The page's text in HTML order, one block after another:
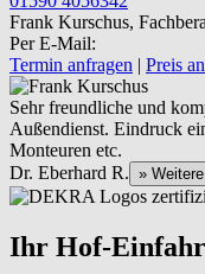
Frank Kurschus,
Per E-Mail:
Termin anfragen | Preis
Sehr freundliche und
Außendienst. Eindruck
Monteuren etc.
Dr. Eberhard R. »
Ihr Hof-